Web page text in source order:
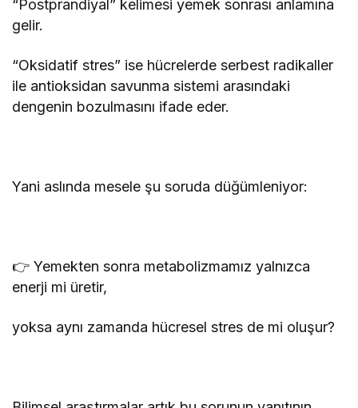
“Postprandiyal” kelimesi yemek sonrası anlamına
gelir.
“Oksidatif stres” ise hücrelerde serbest radikaller
ile antioksidan savunma sistemi arasındaki
dengenin bozulmasını ifade eder.
Yani aslında mesele şu soruda düğümleniyor:
👉 Yemekten sonra metabolizmamız yalnızca
enerji mi üretir,
yoksa aynı zamanda hücresel stres de mi oluşur?